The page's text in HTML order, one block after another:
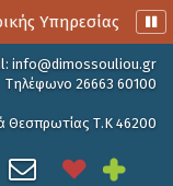
Υπηρεσίας
info@dimossouliou.gr
Τηλέφωνο 26663 60100
Θεσπρωτίας Τ.Κ 46200